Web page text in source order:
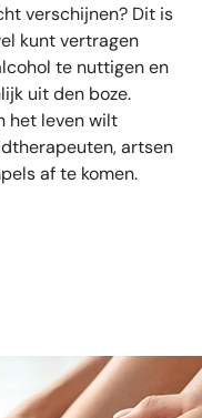
verschijnen? Dit is
kunt vertragen
te nuttigen en
uit den boze.
het leven wilt
artsen
af te komen.